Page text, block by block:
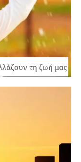
τη ζωή μας